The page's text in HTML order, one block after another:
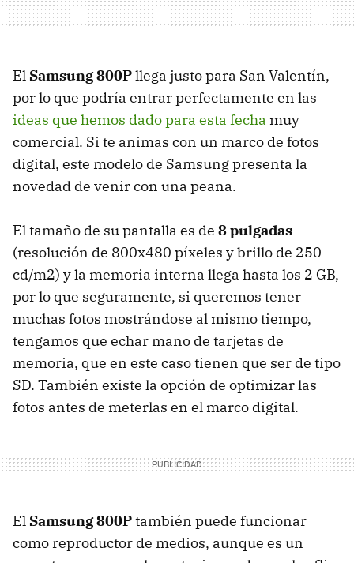
El Samsung 800Pllega justo para San Valentín,
por lo que podría entrar perfectamente en las
ideas que hemos dado para esta fecha muy
comercial. Si te animas con un marco de fotos
digital, este modelo de Samsung presenta la
novedad de venir con una peana.
El tamaño de su pantalla es de 8 pulgadas
(resolución de 800x480 píxeles y brillo de 250
cd/m2) y la memoria interna llega hasta los 2 GB,
por lo que seguramente, si queremos tener
muchas fotos mostrándose al mismo tiempo,
tengamos que echar mano de tarjetas de
memoria, que en este caso tienen que ser de tipo
SD. También existe la opción de optimizar las
fotos antes de meterlas en el marco digital.
El Samsung 800Ptambién puede funcionar
como reproductor de medios, aunque es un